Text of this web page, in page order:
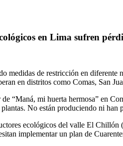
en Lima sufren
medidas de restricción en
en distritos como Comas, San
“Maná, mi huerta hermosa” en
No están produciendo ni
ecológicos del valle El
implementar un plan de